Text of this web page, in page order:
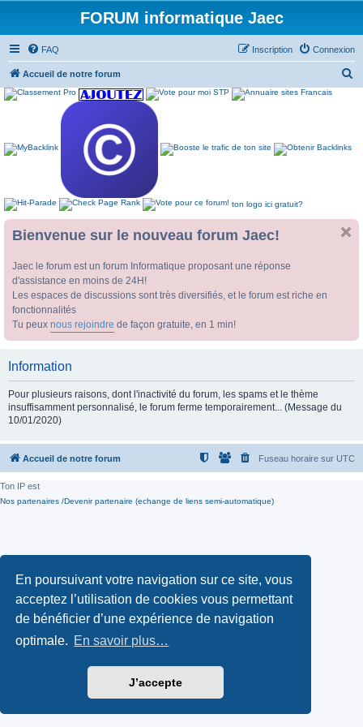
En poursuivant votre navigation sur ce site, vous
acceptez l’utilisation de cookies vous permettant
de bénéficier d’une expérience de navigation
optimale. En savoir plus…
J’accepte
FORUM informatique Jaec
FAQ Connexion
Inscription
Accueil de notre forum
ton logo ici gratuit?
Bienvenue sur le nouveau forum Jaec!
Jaec le forum est un forum Informatique proposant une réponse
d'assistance en moins de 24H!
Les espaces de discussions sont très diversifiés, et le forum est riche en
fonctionnalités
Tu peux nous rejoindre de façon gratuite, en 1 min!
Information
Pour plusieurs raisons, dont l'inactivité du forum, les spams et le thème
insuffisamment personnalisé, le forum ferme temporairement... (Message du
10/01/2020)
Accueil de notre forum Fuseau horaire sur UTC
Ton IP est
Nos partenaires /Devenir partenaire (echange de liens semi-automatique)